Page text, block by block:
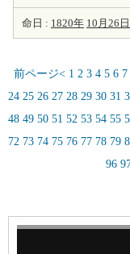
命日 : 1820年 10月26日
前ページ< 1 2 3 4 5 6 7
24 25 26 27 28 29 30 31
48 49 50 51 52 53 54 55
72 73 74 75 76 77 78 79
96